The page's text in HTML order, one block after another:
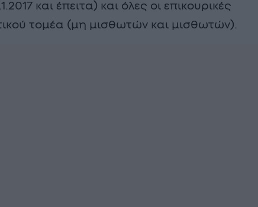
και έπειτα) και όλες οι επικουρικές
τομέα (μη μισθωτών και μισθωτών).